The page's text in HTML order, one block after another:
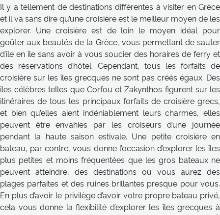
Il y a tellement de destinations différentes à visiter en Grèce
et il va sans dire qu’une croisière est le meilleur moyen de les
explorer. Une croisière est de loin le moyen idéal pour
goûter aux beautés de la Grèce, vous permettant de sauter
d’île en île sans avoir à vous soucier des horaires de ferry et
des réservations d’hôtel. Cependant, tous les forfaits de
croisière sur les îles grecques ne sont pas créés égaux. Des
îles célèbres telles que Corfou et Zakynthos figurent sur les
itinéraires de tous les principaux forfaits de croisière grecs,
et bien qu’elles aient indéniablement leurs charmes, elles
peuvent être envahies par les croiseurs d’une journée
pendant la haute saison estivale. Une petite croisière en
bateau, par contre, vous donne l’occasion d’explorer les îles
plus petites et moins fréquentées que les gros bateaux ne
peuvent atteindre, des destinations où vous aurez des
plages parfaites et des ruines brillantes presque pour vous.
En plus d’avoir le privilège d’avoir votre propre bateau privé,
cela vous donne la flexibilité d’explorer les îles grecques à